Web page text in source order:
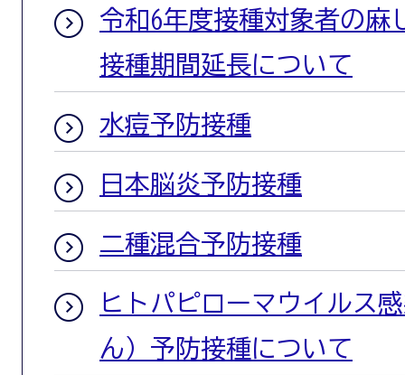
令和6年度接種対象者の麻
接種期間延長について
水痘予防接種
日本脳炎予防接種
二種混合予防接種
ヒトパピローマウイルス
ん）予防接種について